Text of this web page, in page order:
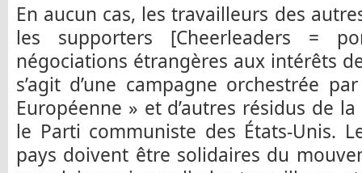
En aucun cas, les travailleurs des
les supporters [Cheerleaders =
négociations étrangères aux intérêts
s’agit d’une campagne orchestrée
Européenne » et d’autres résidus de
le Parti communiste des États-Unis.
pays doivent être solidaires du